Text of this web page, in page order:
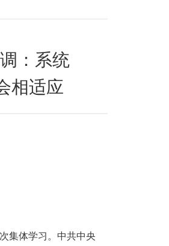
：系统
相适应
集体学习。中共中央